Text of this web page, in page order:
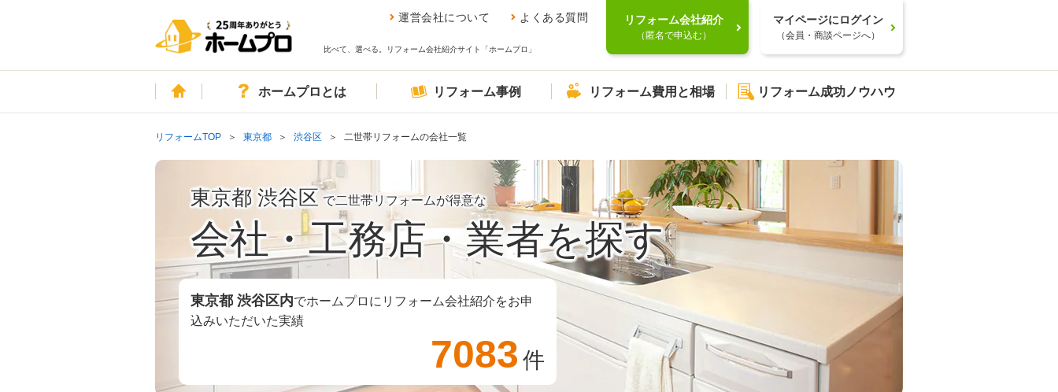
運営会社について よくある質問
比べて、選べる。リフォーム会社紹介サイト「ホームプロ」
リフォーム会社紹介
（匿名で申込む）
マイページにログイン
（会員・商談ページへ）
ホームホームプロとは リフォーム事例 リフォーム費用と相場 リフォーム成功ノウハウ
リフォームTOP 東京都 渋谷区 二世帯リフォームの会社一覧
東京都 渋谷区 で二世帯リフォームが得意な
会社・工務店・業者を探す
東京都 渋谷区内でホームプロにリフォーム会社紹介をお申
込みいただいた実績
7083 件